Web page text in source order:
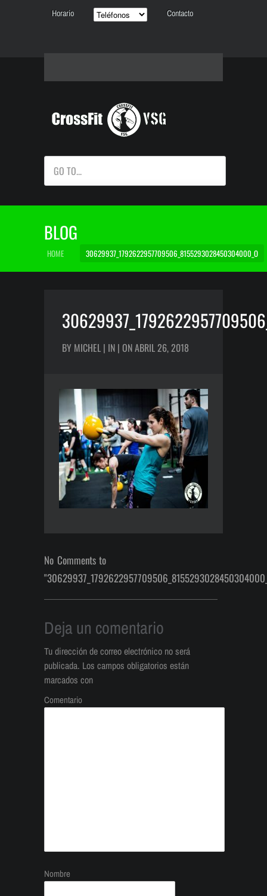
Horario Contacto
GO TO...
BLOG
HOME 30629937_1792622957709506_8155293028450304000_O
BY MICHEL | IN | ON ABRIL 26, 2018
No Comments to
Deja un comentario
Tu dirección de correo electrónico no será
publicada. Los campos obligatorios están
marcados con
Comentario
Nombre